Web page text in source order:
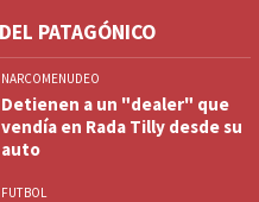
PATAGÓNICO
NARCOMENUDEO
Detienen a un "dealer" que
vendía en Rada Tilly desde su
auto
FUTBOL